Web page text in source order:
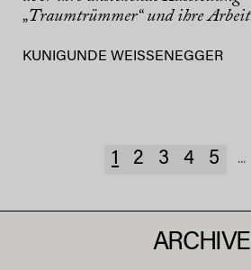
„Traumtrümmer“ und ihre Arbeit
KUNIGUNDE WEISSENEGGER
1 2 3 4 5 ...
ARCHIVE